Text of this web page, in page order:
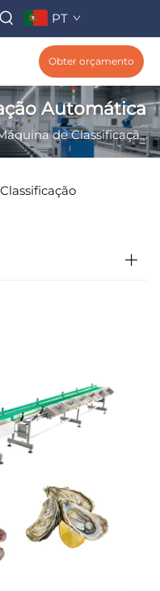
PT
Obter orçamento
Automática
de Classificação Automática